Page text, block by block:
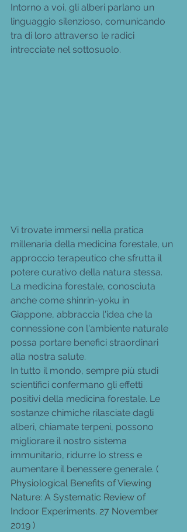
Intorno a voi, gli alberi parlano un
linguaggio silenzioso, comunicando
tra di loro attraverso le radici
intrecciate nel sottosuolo.
Vi trovate immersi nella pratica
millenaria della medicina forestale, un
approccio terapeutico che sfrutta il
potere curativo della natura stessa.
La medicina forestale, conosciuta
anche come shinrin-yoku in
Giappone, abbraccia l'idea che la
connessione con l'ambiente naturale
possa portare benefici straordinari
alla nostra salute.
In tutto il mondo, sempre più studi
scientifici confermano gli effetti
positivi della medicina forestale. Le
sostanze chimiche rilasciate dagli
alberi, chiamate terpeni, possono
migliorare il nostro sistema
immunitario, ridurre lo stress e
aumentare il benessere generale. (
Physiological Benefits of Viewing
Nature: A Systematic Review of
Indoor Experiments. 27 November
2019 )